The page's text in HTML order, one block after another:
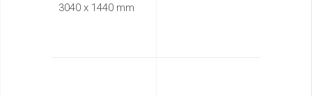
3040 x 1440 mm